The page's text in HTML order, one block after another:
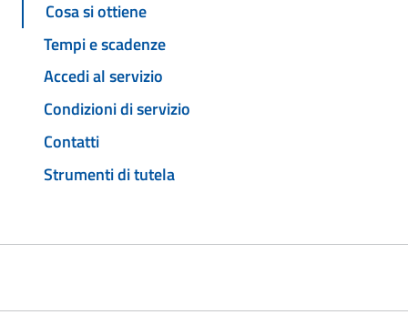
Cosa si ottiene
Tempi e scadenze
Accedi al servizio
Condizioni di servizio
Contatti
Strumenti di tutela